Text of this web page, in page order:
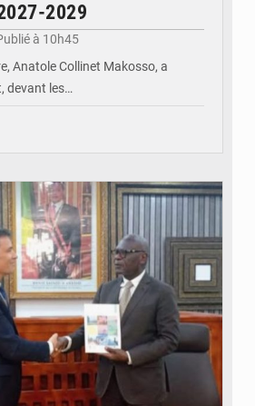
2029
à 10h45
Anatole Collinet Makosso, a
devant les…